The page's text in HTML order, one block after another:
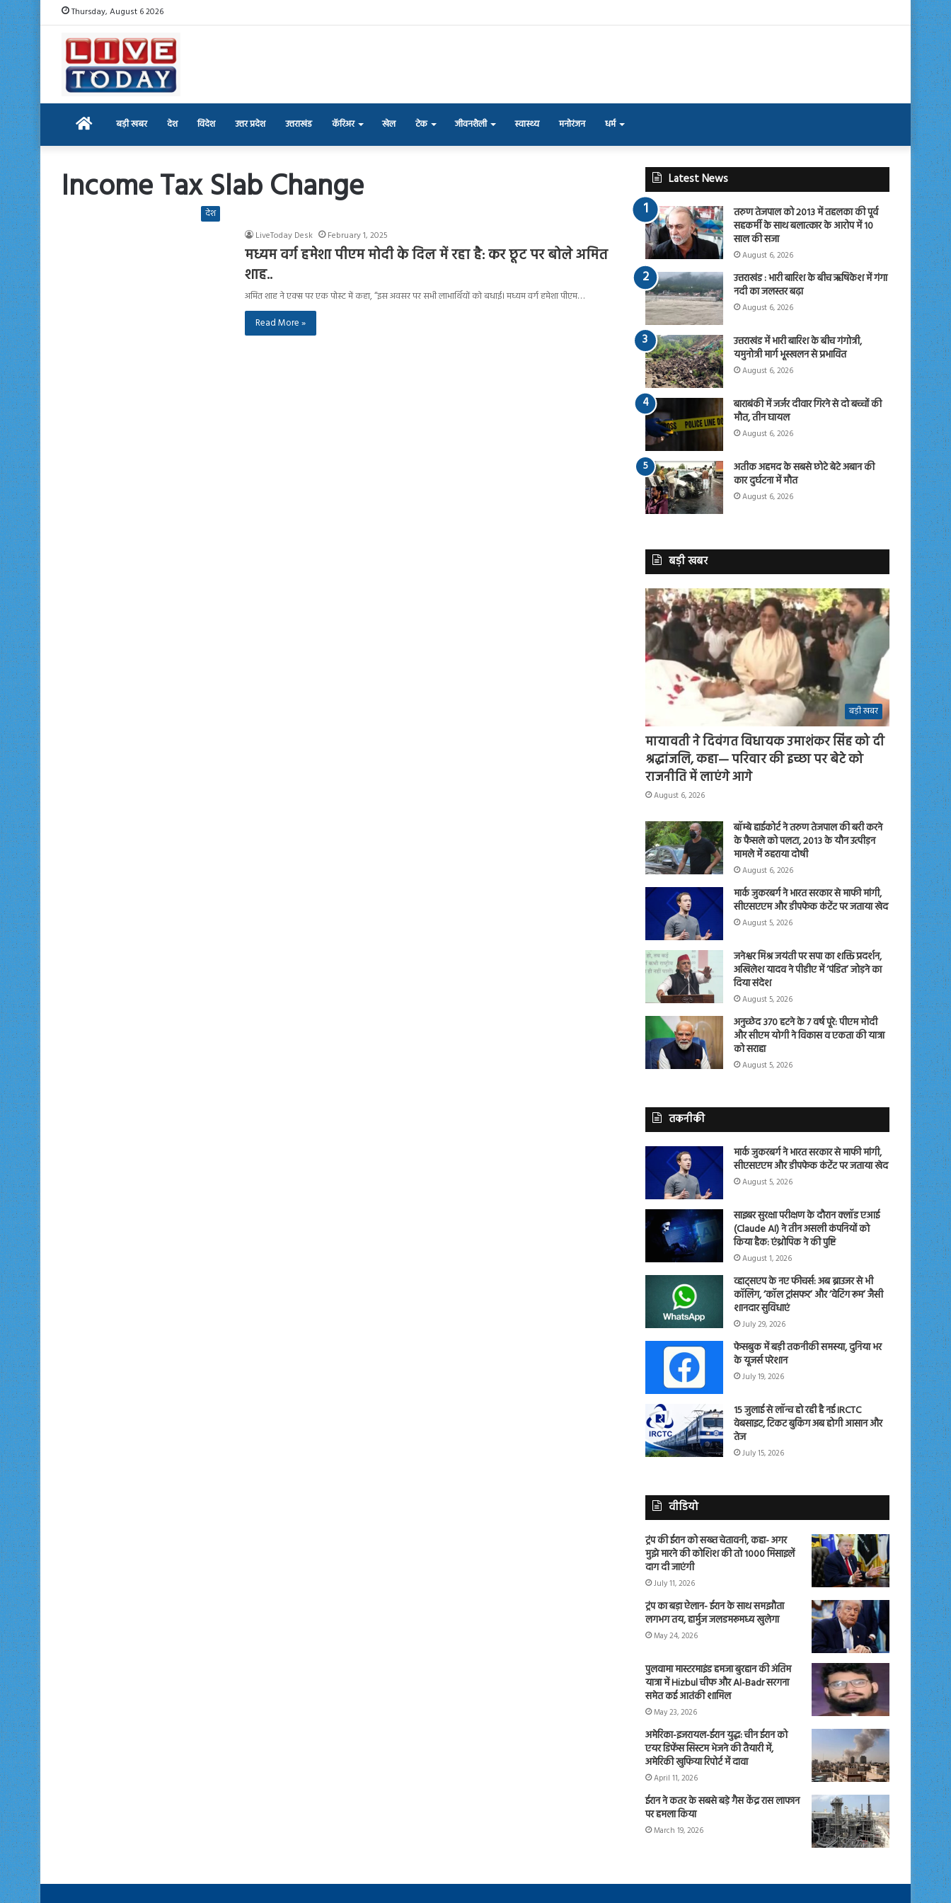
Thursday, August 6 2026
Home बड़ी खबर देश विदेश उत्तर प्रदेश उत्तराखंड कॅरिअर खेल टेक जीवनशैली स्वास्थ्य मनोरंजन धर्म
Income Tax Slab Change
देश
LiveToday Desk
February 1, 2025
मध्यम वर्ग हमेशा पीएम मोदी के दिल में रहा है: कर छूट पर बोले अमित
शाह..
अमित शाह ने एक्स पर एक पोस्ट में कहा, “इस अवसर पर सभी लाभार्थियों को बधाई। मध्यम वर्ग हमेशा पीएम…
Read More »
Latest News
तरुण तेजपाल को 2013 में तहलका की पूर्व
सहकर्मी के साथ बलात्कार के आरोप में 10
साल की सजा
August 6, 2026
उत्तराखंड : भारी बारिश के बीच ऋषिकेश में गंगा
नदी का जलस्तर बढ़ा
August 6, 2026
उत्तराखंड में भारी बारिश के बीच गंगोत्री,
यमुनोत्री मार्ग भूस्खलन से प्रभावित
August 6, 2026
बाराबंकी में जर्जर दीवार गिरने से दो बच्चों की
मौत, तीन घायल
August 6, 2026
अतीक अहमद के सबसे छोटे बेटे अबान की
कार दुर्घटना में मौत
August 6, 2026
बड़ी खबर
बड़ी खबर
मायावती ने दिवंगत विधायक उमाशंकर सिंह को दी
श्रद्धांजलि, कहा— परिवार की इच्छा पर बेटे को
राजनीति में लाएंगे आगे
August 6, 2026
बॉम्बे हाईकोर्ट ने तरुण तेजपाल की बरी करने
के फैसले को पलटा, 2013 के यौन उत्पीड़न
मामले में ठहराया दोषी
August 6, 2026
मार्क जुकरबर्ग ने भारत सरकार से माफी मांगी,
सीएसएएम और डीपफेक कंटेंट पर जताया खेद
August 5, 2026
जनेश्वर मिश्र जयंती पर सपा का शक्ति प्रदर्शन,
अखिलेश यादव ने पीडीए में ‘पंडित’ जोड़ने का
दिया संदेश
August 5, 2026
अनुच्छेद 370 हटने के 7 वर्ष पूरे: पीएम मोदी
और सीएम योगी ने विकास व एकता की यात्रा
को सराहा
August 5, 2026
तकनीकी
मार्क जुकरबर्ग ने भारत सरकार से माफी मांगी,
सीएसएएम और डीपफेक कंटेंट पर जताया खेद
August 5, 2026
साइबर सुरक्षा परीक्षण के दौरान क्लॉड एआई
(Claude AI) ने तीन असली कंपनियों को
किया हैक: एंथ्रोपिक ने की पुष्टि
August 1, 2026
व्हाट्सएप के नए फीचर्स: अब ब्राउजर से भी
कॉलिंग, ‘कॉल ट्रांसफर’ और ‘वेटिंग रूम’ जैसी
शानदार सुविधाएं
July 29, 2026
फेसबुक में बड़ी तकनीकी समस्या, दुनिया भर
के यूजर्स परेशान
July 19, 2026
15 जुलाई से लॉन्च हो रही है नई IRCTC
वेबसाइट, टिकट बुकिंग अब होगी आसान और
तेज
July 15, 2026
वीडियो
ट्रंप की ईरान को सख्त चेतावनी, कहा- अगर
मुझे मारने की कोशिश की तो 1000 मिसाइलें
दाग दी जाएंगी
July 11, 2026
ट्रंप का बड़ा ऐलान- ईरान के साथ समझौता
लगभग तय, हार्मुज जलडमरूमध्य खुलेगा
May 24, 2026
पुलवामा मास्टरमाइंड हमजा बुरहान की अंतिम
यात्रा में Hizbul चीफ और Al-Badr सरगना
समेत कई आतंकी शामिल
May 23, 2026
अमेरिका-इजरायल-ईरान युद्ध: चीन ईरान को
एयर डिफेंस सिस्टम भेजने की तैयारी में,
अमेरिकी खुफिया रिपोर्ट में दावा
April 11, 2026
ईरान ने कतर के सबसे बड़े गैस केंद्र रास लाफान
पर हमला किया
March 19, 2026